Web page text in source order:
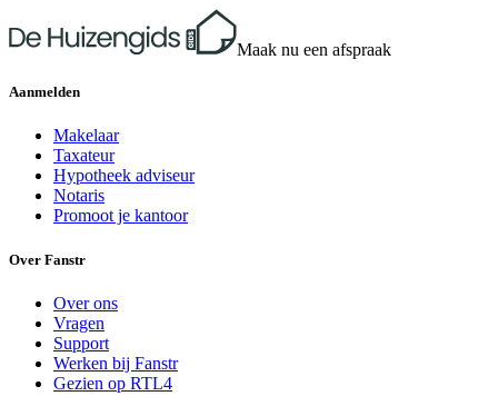
Maak nu een afspraak
Aanmelden
Makelaar
Taxateur
Hypotheek adviseur
Notaris
Promoot je kantoor
Over Fanstr
Over ons
Vragen
Support
Werken bij Fanstr
Gezien op RTL4